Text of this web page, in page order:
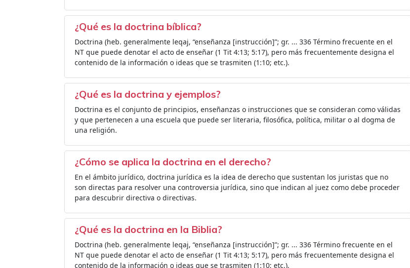
¿Qué es la doctrina bíblica?
Doctrina (heb. generalmente leqaj, “enseñanza [instrucción]”; gr. ... 336 Término frecuente en el
NT que puede denotar el acto de enseñar (1 Tit 4:13; 5:17), pero más frecuentemente designa el
contenido de la información o ideas que se trasmiten (1:10; etc.).
¿Qué es la doctrina y ejemplos?
Doctrina es el conjunto de principios, enseñanzas o instrucciones que se consideran como válidas
y que pertenecen a una escuela que puede ser literaria, filosófica, política, militar o al dogma de
una religión.
¿Cómo se aplica la doctrina en el derecho?
En el ámbito jurídico, doctrina jurídica es la idea de derecho que sustentan los juristas que no
son directas para resolver una controversia jurídica, sino que indican al juez como debe proceder
para descubrir directiva o directivas.
¿Qué es la doctrina en la Biblia?
Doctrina (heb. generalmente leqaj, “enseñanza [instrucción]”; gr. ... 336 Término frecuente en el
NT que puede denotar el acto de enseñar (1 Tit 4:13; 5:17), pero más frecuentemente designa el
contenido de la información o ideas que se trasmiten (1:10; etc.).